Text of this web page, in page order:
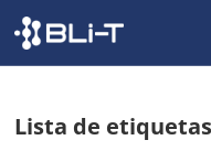
Lista de etiquetas